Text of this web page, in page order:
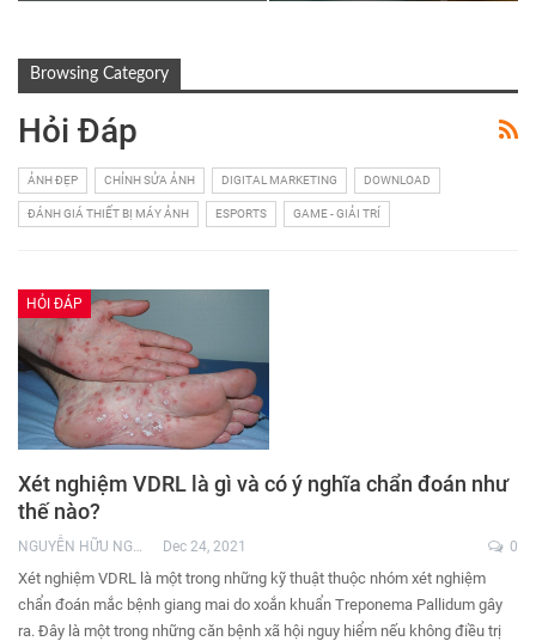
Browsing Category
Hỏi Đáp
ẢNH ĐẸP CHỈNH SỬA ẢNH DIGITAL MARKETING DOWNLOAD
ĐÁNH GIÁ THIẾT BỊ MÁY ẢNH ESPORTS GAME - GIẢI TRÍ
HỎI ĐÁP
Xét nghiệm VDRL là gì và có ý nghĩa chẩn đoán như
thế nào?
NGUYỄN HỮU NGHĨA Dec 24, 2021 0
Xét nghiệm VDRL là một trong những kỹ thuật thuộc nhóm xét nghiệm
chẩn đoán mắc bệnh giang mai do xoắn khuẩn Treponema Pallidum gây
ra. Đây là một trong những căn bệnh xã hội nguy hiểm nếu không điều trị